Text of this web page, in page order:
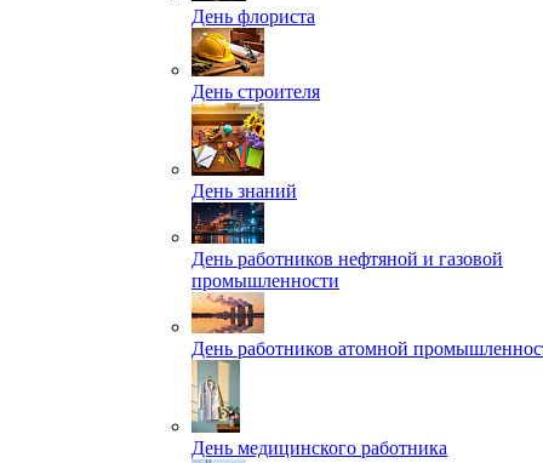
День флориста
День строителя
День знаний
День работников нефтяной и газовой
промышленности
День работников атомной
День медицинского работника